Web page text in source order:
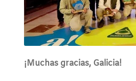
¡Muchas gracias, Galicia!